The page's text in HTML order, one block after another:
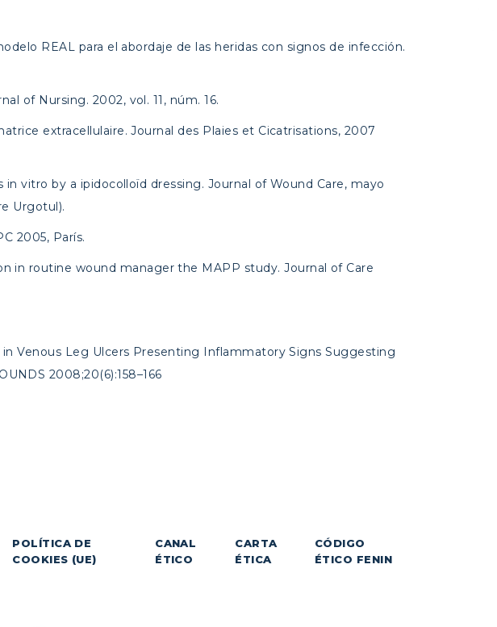
REAL para el abordaje de las heridas con signos de infección.
of Nursing. 2002, vol. 11, núm. 16.
extracellulaire. Journal des Plaies et Cicatrisations, 2007
vitro by a ipidocolloïd dressing. Journal of Wound Care, mayo
Urgotul).
2005, París.
in routine wound manager the MAPP study. Journal of Care
Venous Leg Ulcers Presenting Inflammatory Signs Suggesting
2008;20(6):158–166
POLÍTICA DE
COOKIES (UE)
CANAL
ÉTICO
CARTA
ÉTICA
CÓDIGO
ÉTICO FENIN